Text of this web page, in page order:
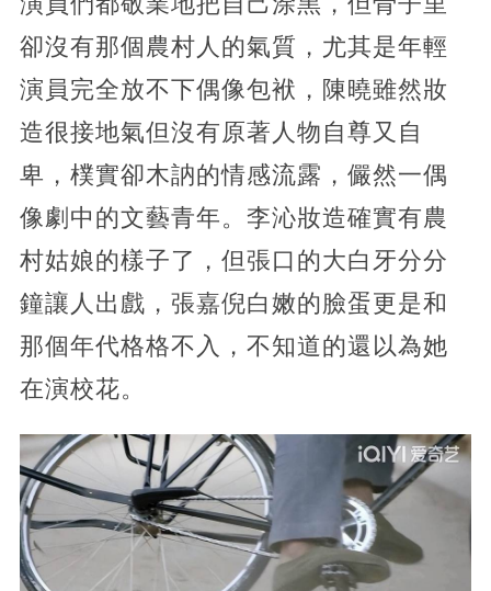
卻沒有那個農村人的氣質，尤其是年輕
演員完全放不下偶像包袱，陳曉雖然妝
造很接地氣但沒有原著人物自尊又自
卑，樸實卻木訥的情感流露，儼然一偶
像劇中的文藝青年。李沁妝造確實有農
村姑娘的樣子了，但張口的大白牙分分
鐘讓人出戲，張嘉倪白嫩的臉蛋更是和
那個年代格格不入，不知道的還以為她
在演校花。